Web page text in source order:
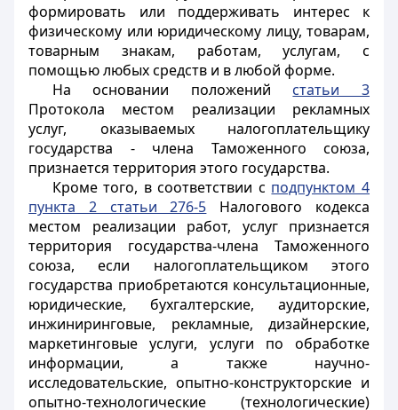
формировать или поддерживать интерес к
физическому или юридическому лицу, товарам,
товарным знакам, работам, услугам, с
помощью любых средств и в любой форме.
На основании положений статьи 3
Протокола местом реализации рекламных
услуг, оказываемых налогоплательщику
государства - члена Таможенного союза,
признается территория этого государства.
Кроме того, в соответствии с подпунктом 4
пункта 2 статьи 276-5 Налогового кодекса
местом реализации работ, услуг признается
территория государства-члена Таможенного
союза, если налогоплательщиком этого
государства приобретаются консультационные,
юридические, бухгалтерские, аудиторские,
инжиниринговые, рекламные, дизайнерские,
маркетинговые услуги, услуги по обработке
информации, а также научно-
исследовательские, опытно-конструкторские и
опытно-технологические (технологические)